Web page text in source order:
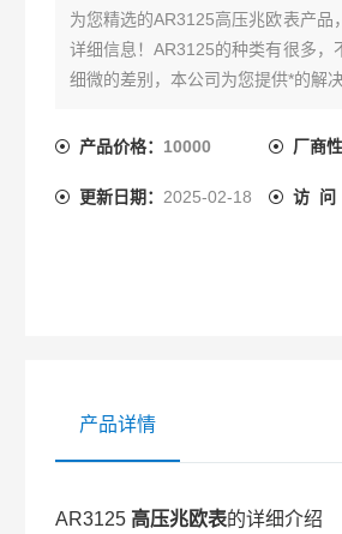
为您精选的AR3125高压兆欧表产品
详细信息！AR3125的种类有很多，
细微的差别，本公司为您提供*的解决
产品价格： 10000 厂商性
更新日期： 2025-02-18 访 问
产品详情
AR3125 高压兆欧表的详细介绍